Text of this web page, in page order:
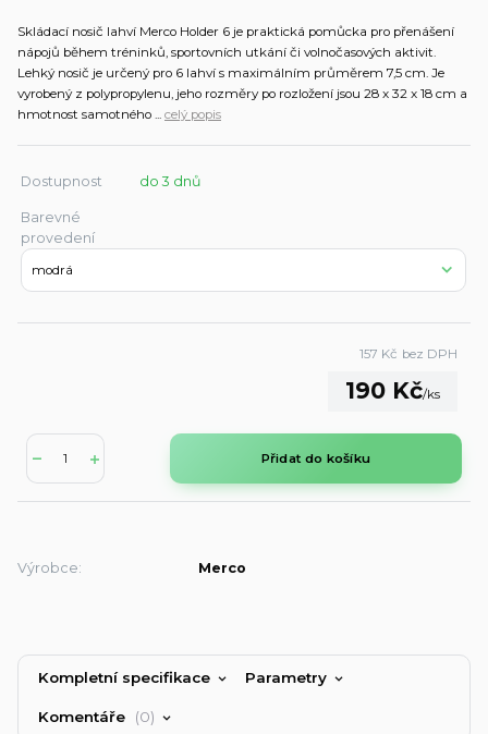
Skládací nosič lahví Merco Holder 6 je praktická pomůcka pro přenášení
nápojů během tréninků, sportovních utkání či volnočasových aktivit.
Lehký nosič je určený pro 6 lahví s maximálním průměrem 7,5 cm. Je
vyrobený z polypropylenu, jeho rozměry po rozložení jsou 28 x 32 x 18 cm a
hmotnost samotného ... celý popis
Dostupnost do 3 dnů
Barevné
provedení
190 Kč/ks
157 Kč bez DPH
Přidat do košíku
Výrobce: Merco
Kompletní specifikace Parametry
Komentáře 0